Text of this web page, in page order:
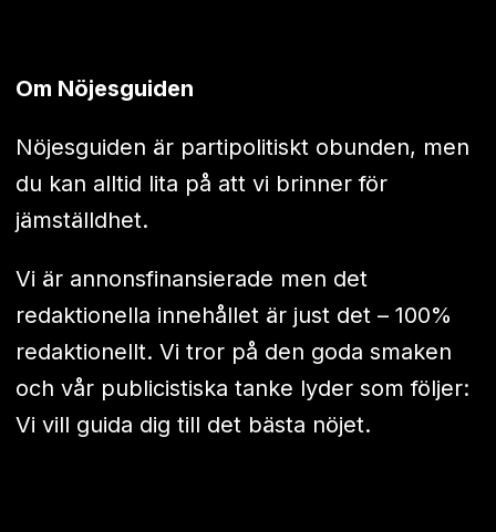
Om Nöjesguiden
Nöjesguiden är partipolitiskt obunden, men
du kan alltid lita på att vi brinner för
jämställdhet.
Vi är annonsfinansierade men det
redaktionella innehållet är just det – 100%
redaktionellt. Vi tror på den goda smaken
och vår publicistiska tanke lyder som följer:
Vi vill guida dig till det bästa nöjet.